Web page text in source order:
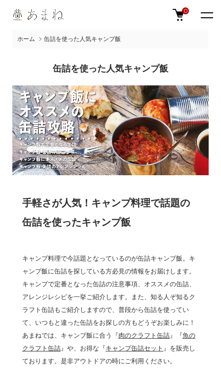
0
ホーム 缶詰を使った人気キャンプ飯
缶詰を使った人気キャンプ飯
手軽さが人気！キャンプ料理で話題の
缶詰を使ったキャンプ飯
キャンプ料理で今話題となっているのが缶詰キャンプ飯。キ
ャンプ飯に缶詰を探している方必見の情報をお届けします。
キャンプで定番となった缶詰の注意事項、オススメの缶詰、
アレンジレシピを一挙ご紹介します。また、知る人ぞ知るク
ラフト缶詰もご紹介しますので、普段から缶詰を使ってい
て、いつもと違った缶詰をお探しの方もどうぞお楽しみに！
あまねでは、キャンプ飯に合う『肉のクラフト缶詰』『魚の
クラフト缶詰』や、お得な『キャンプ缶詰セット 』を販売し
ております。是非アウトドアの時にご利用ください。